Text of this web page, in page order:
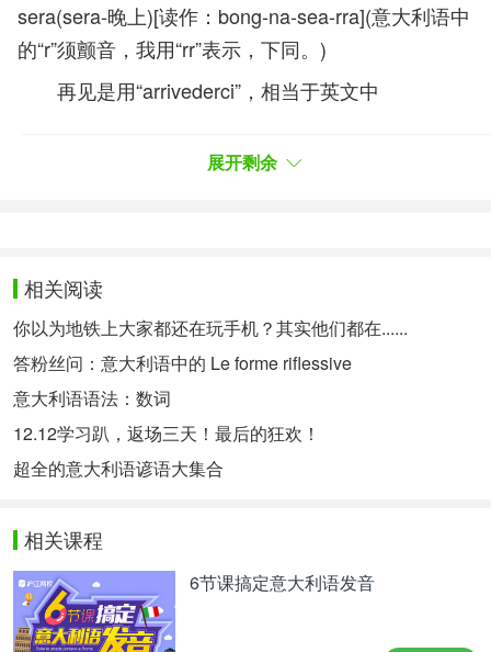
sera(sera-晚上)[读作：bong-na-sea-rra](意大利语中
的“r”须颤音，我用“rr”表示，下同。)
再见是用“arrivederci”，相当于英文中
俄，佛这个样子。) 但有几个字母是例外的：c g h q
r s&z
1)c，g，ci读作“七”;ce，cia，cio，ciu读作“拆，
差，潮，处”
2)gi读作“极“，ge，gia，gio，giu，读作“债，
炸，照，主”
库”
4)ghi，ghe，ga，go，gu读作“给，该，呷，
高，故”
展开剩余
相关阅读
你以为地铁上大家都还在玩手机？其实他们都在......
答粉丝问：意大利语中的 Le forme riflessive
意大利语语法：数词
12.12学习趴，返场三天！最后的狂欢！
超全的意大利语谚语大集合
相关课程
6节课搞定意大利语发音